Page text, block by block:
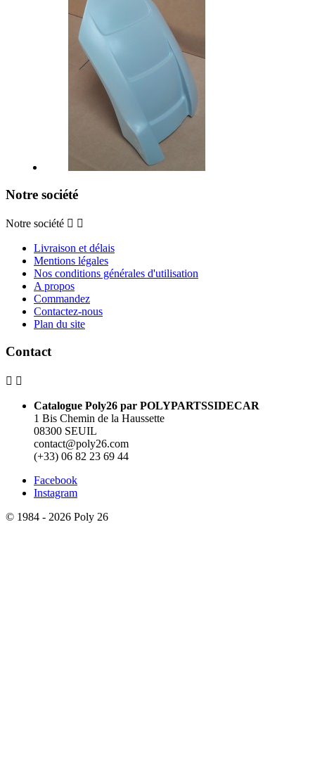
Notre société
Notre société  
Livraison et délais
Mentions légales
Nos conditions générales d'utilisation
A propos
Commandez
Contactez-nous
Plan du site
Contact
 
Catalogue Poly26 par POLYPARTSSIDECAR
1 Bis Chemin de la Haussette
08300 SEUIL
contact@poly26.com
(+33) 06 82 23 69 44
Facebook
Instagram
© 1984 - 2026 Poly 26